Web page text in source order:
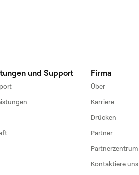
und Support Firma
Über
Karriere
Drücken
Partner
Partnerzentrum
Kontaktiere uns